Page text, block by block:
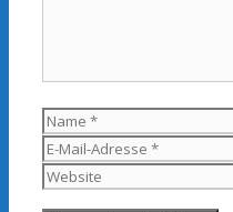
Name